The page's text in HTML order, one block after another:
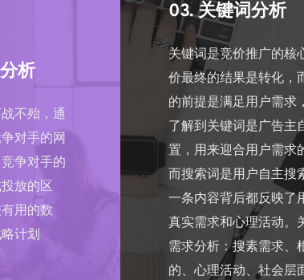
析
不殆，通
对手的网
争对手的
放的区
用的数
计划
03. 关键词分析
关键词是竞价推广的核
价最终的结果是转化，
的前提是满足用户需求
了解到关键词是广告主
置，用来迎合用户需求
而搜索词是用户自主搜
一条内容背后都反映了
真实需求和心理活动。
需求分析：搜素需求、
的、心理活动、社会层